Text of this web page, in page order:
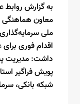
به گزارش روابط
معاون هماهنگی
ملی
اقدام فوری
داشت: مدیریت
پویش فراگیر
شبکه بانکی،